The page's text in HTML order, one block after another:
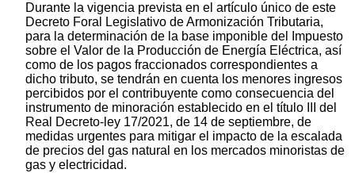
Durante la vigencia prevista en el artículo único de este
Decreto Foral Legislativo de Armonización Tributaria,
para la determinación de la base imponible del Impuesto
sobre el Valor de la Producción de Energía Eléctrica, así
como de los pagos fraccionados correspondientes a
dicho tributo, se tendrán en cuenta los menores ingresos
percibidos por el contribuyente como consecuencia del
instrumento de minoración establecido en el título III del
Real Decreto-ley 17/2021, de 14 de septiembre, de
medidas urgentes para mitigar el impacto de la escalada
de precios del gas natural en los mercados minoristas de
gas y electricidad.